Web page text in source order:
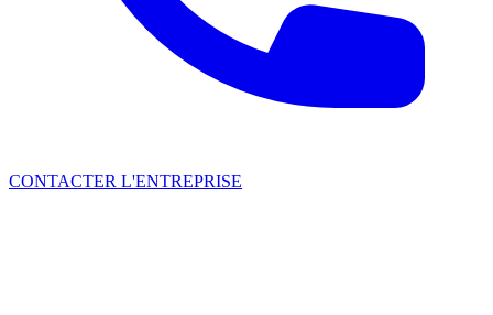
CONTACTER L'ENTREPRISE